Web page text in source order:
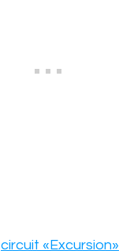
circuit «Excursion»